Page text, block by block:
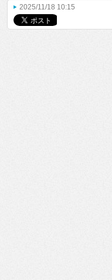
2025/11/18 10:15